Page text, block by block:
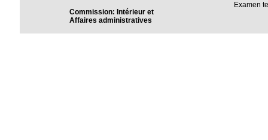
Commission: Intérieur et
Affaires administratives
Examen